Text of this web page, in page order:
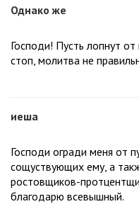
Однако же
Господи! Пусть лопнут от
стоп, молитва не
иеша
Господи огради меня от
сощуствующих ему, а
ростовщиков-
благодарю всевышный.